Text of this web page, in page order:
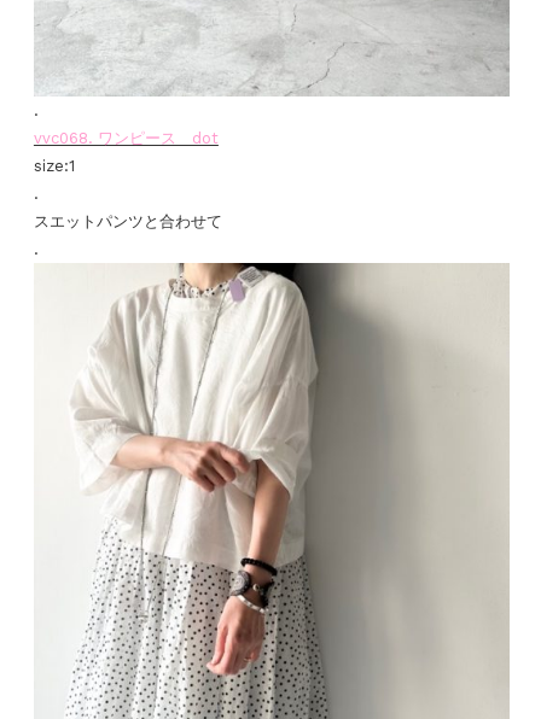
.
vvc068. ワンピース dot
size:1
.
スエットパンツと合わせて
.